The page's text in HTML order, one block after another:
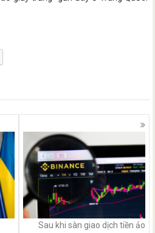
Sau khi sàn giao dịch tiền ảo